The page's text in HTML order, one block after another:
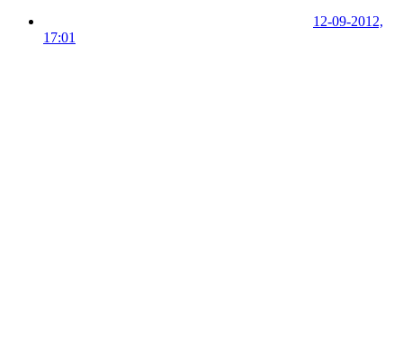
12-09-2012,
17:01